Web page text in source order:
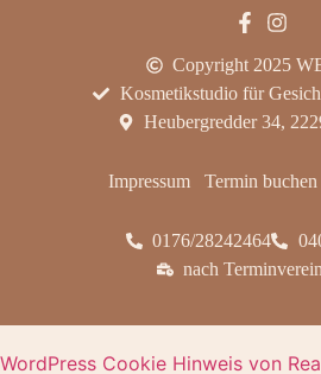
Copyright 2025
Kosmetikstudio für
Heubergredder 34,
Impressum Termin buchen
0176/28242464
nach
WordPress Cookie Hinweis von